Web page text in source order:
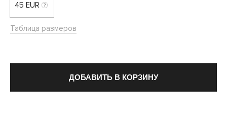
45 EUR
Таблица размеров
ДОБАВИТЬ В КОРЗИНУ